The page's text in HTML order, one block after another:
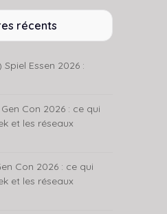
récents
Spiel Essen 2026 :
Con 2026 : ce qui
et les réseaux
Con 2026 : ce qui
et les réseaux